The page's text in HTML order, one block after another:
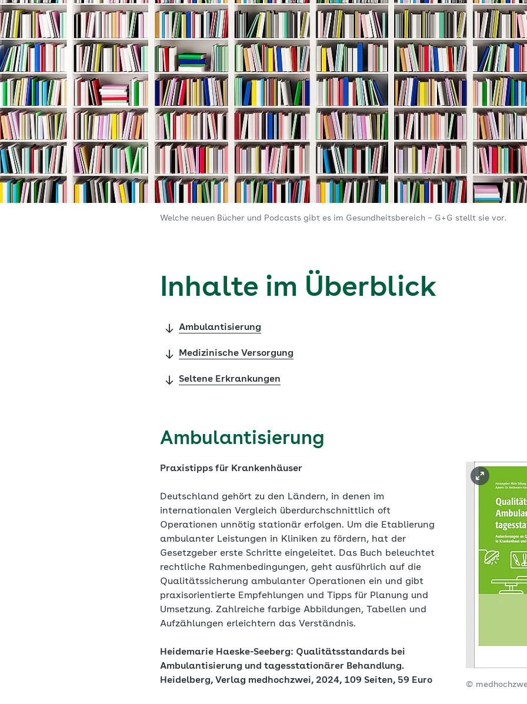
Welche neuen Bücher und Podcasts gibt es im Gesundheitsbereich – G+G stellt sie vor.
Inhalte im Überblick
Ambulantisierung
Medizinische Versorgung
Seltene Erkrankungen
Ambulantisierung
©
Praxistipps für Krankenhäuser
Deutschland gehört zu den Ländern, in denen im
internationalen Vergleich überdurchschnittlich oft
Operationen unnötig stationär erfolgen. Um die Etablierung
ambulanter Leistungen in Kliniken zu fördern, hat der
Gesetzgeber erste Schritte eingeleitet. Das Buch beleuchtet
rechtliche Rahmenbedingungen, geht ausführlich auf die
Qualitätssicherung ambulanter Operationen ein und gibt
praxisorientierte Empfehlungen und Tipps für Planung und
Umsetzung. Zahlreiche farbige Abbildungen, Tabellen und
Aufzählungen erleichtern das Verständnis.
Heidemarie Haeske-Seeberg: Quali­tätsstandards bei
Ambulantisierung und tagesstationärer Behandlung.
Heidelberg, Verlag medhochzwei, 2024, 109 Seiten, 59 Euro